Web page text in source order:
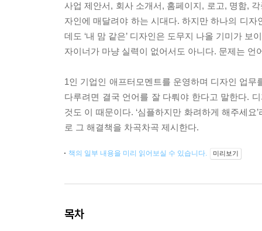
사업 제안서, 회사 소개서, 홈페이지, 로고, 명함,
자인에 매달려야 하는 시대다. 하지만 하나의 디
데도 ‘내 맘 같은’ 디자인은 도무지 나올 기미가 보
자이너가 마냥 실력이 없어서도 아니다. 문제는 언
1인 기업인 애프터모멘트를 운영하며 디자인 업
다루려면 결국 언어를 잘 다뤄야 한다고 말한다.
것도 이 때문이다. ‘심플하지만 화려하게 해주세
로 그 해결책을 차곡차곡 제시한다.
책의 일부 내용을 미리 읽어보실 수 있습니다. 미리보기
목차